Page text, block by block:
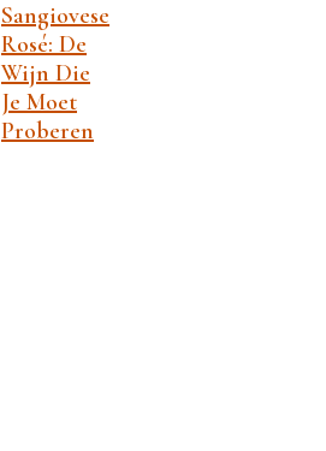
Sangiovese
Rosé: De
Wijn Die
Je Moet
Proberen